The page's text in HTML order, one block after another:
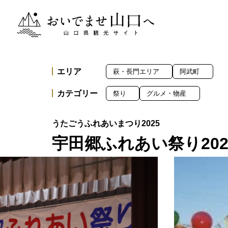
おいでませ山口へー山口県観光サイト
宇田郷ふれあい祭り
エリア 萩・長門エリア 阿武町
カテゴリー 祭り グルメ・物産